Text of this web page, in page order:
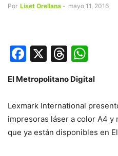
Por Liset Orellana - mayo 11, 2016
Facebook
X
El Metropolitano Digital
Lexmark International
impresoras láser a color A4
que ya están disponibles en